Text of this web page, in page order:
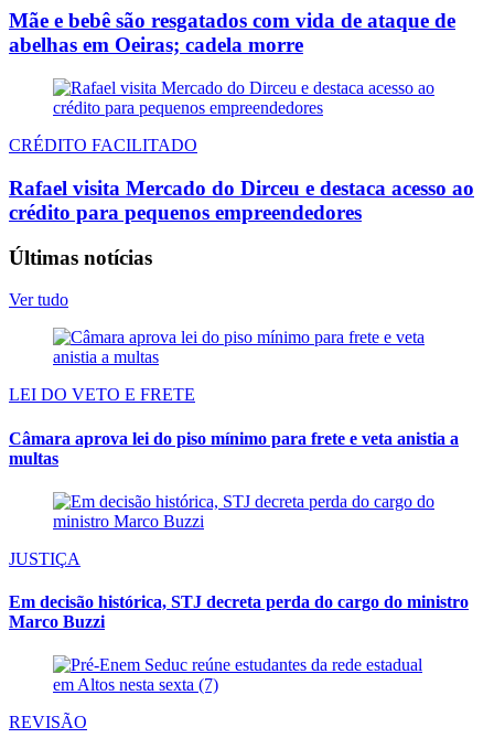
Mãe e bebê são resgatados com vida de ataque de
abelhas em Oeiras; cadela morre
CRÉDITO FACILITADO
Rafael visita Mercado do Dirceu e destaca acesso ao
crédito para pequenos empreendedores
Últimas notícias
Ver tudo
LEI DO VETO E FRETE
Câmara aprova lei do piso mínimo para frete e veta anistia a
multas
JUSTIÇA
Em decisão histórica, STJ decreta perda do cargo do ministro
Marco Buzzi
REVISÃO